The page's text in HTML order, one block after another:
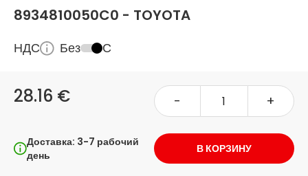
8934810050C0 - TOYOTA
НДС Без С
28.16 € - +
Доставка: 3-7 рабочий
день
В КОРЗИНУ